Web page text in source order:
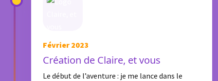
Février 2023
Création de Claire, et vous
Le début de l’aventure : je me lance dans le